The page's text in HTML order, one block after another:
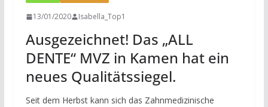
13/01/2020 Isabella_Top1
Ausgezeichnet! Das „ALL
DENTE“ MVZ in Kamen hat ein
neues Qualitätssiegel.
Seit dem Herbst kann sich das Zahnmedizinische